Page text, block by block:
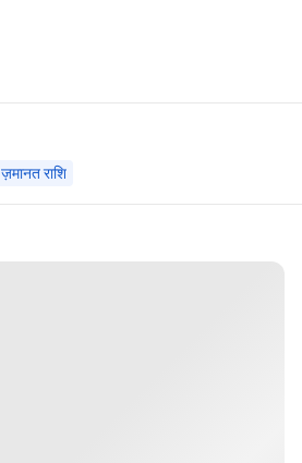
ज़मानत राशि